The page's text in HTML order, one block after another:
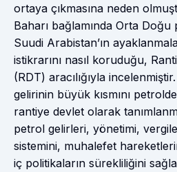
ortaya çıkmasına neden
Baharı bağlamında Orta
Suudi Arabistan’ın
istikrarını nasıl koruduğu,
(RDT) aracılığıyla
gelirinin büyük kısmını
rantiye devlet olarak
petrol gelirleri, yönetimi,
sistemini, muhalefet
iç politikaların sürekliliğini